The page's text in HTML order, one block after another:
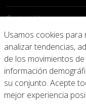
Contact Us
Login
Home Catalog
Copyright © 2026
Usamos cookies
analizar tendencias,
de los movimientos
información
su conjunto. Acepte
mejor experiencia